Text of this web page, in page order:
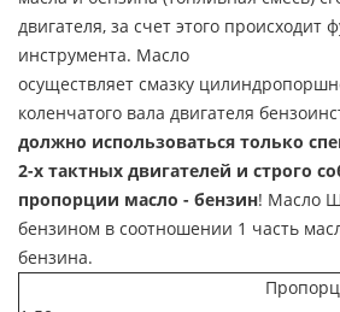
двигателя, за счет этого происходит
инструмента. Масло
осуществляет смазку
коленчатого вала двигателя
должно использоваться только
2-х тактных двигателей и строго
пропорции масло - бензин! Масло
бензином в соотношении 1 часть
бензина.
Пропорция масло